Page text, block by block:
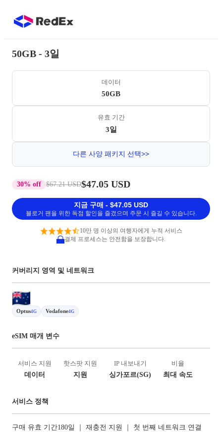
50GB - 3일
데이터
50GB
유효 기간
3일
다른 사양 패키지 선택>>
30% off $67.21 USD$47.05 USD
지금 구매 - $47.05 USD
블로거 팬을 위한 독점 할인을 즐겼으며 주문 시 즐길 수 있습니다.
10만 명 이상의 여행자에게 누적 서비스
결제 프로세스는 안전함을 보장합니다.
커버리지 영역 및 네트워크
Optus4G Vodafone4G
eSIM 매개 변수
서비스 지원
데이터
핫스팟 지원
지원
IP 내보내기
싱가포르(SG)
비율
최대 속도
서비스 정책
구매 유효 기간180일 ｜ 재충전 지원 ｜ 첫 번째 네트워크 연결